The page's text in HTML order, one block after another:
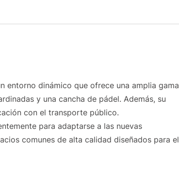
entorno dinámico que ofrece una amplia gama
y una cancha de pádel. Además, su
con el transporte público.
para adaptarse a las nuevas
comunes de alta calidad diseñados para el